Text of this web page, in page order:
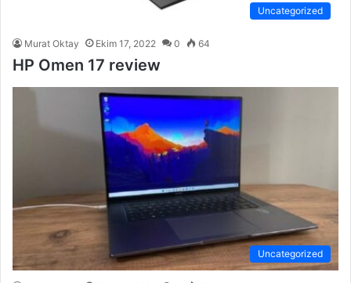
Uncategorized
Murat Oktay Ekim 17, 2022 0 64
HP Omen 17 review
Uncategorized